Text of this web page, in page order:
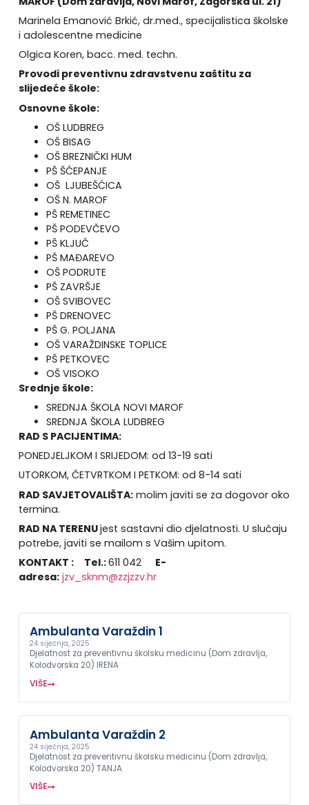
Marinela Emanović Brkić, dr.med., specijalistica školske
i adolescentne medicine
Olgica Koren, bacc. med. techn.
Provodi preventivnu zdravstvenu zaštitu za
slijedeće škole:
Osnovne škole:
OŠ LUDBREG
OŠ BISAG
OŠ BREZNIČKI HUM
PŠ ŠĆEPANJE
OŠ LJUBEŠĆICA
OŠ N. MAROF
PŠ REMETINEC
PŠ PODEVČEVO
PŠ KLJUČ
PŠ MAĐAREVO
OŠ PODRUTE
PŠ ZAVRŠJE
OŠ SVIBOVEC
PŠ DRENOVEC
PŠ G. POLJANA
OŠ VARAŽDINSKE TOPLICE
PŠ PETKOVEC
OŠ VISOKO
Srednje škole:
SREDNJA ŠKOLA NOVI MAROF
SREDNJA ŠKOLA LUDBREG
RAD S PACIJENTIMA:
PONEDJELJKOM I SRIJEDOM: od 13-19 sati
UTORKOM, ČETVRTKOM I PETKOM: od 8-14 sati
RAD SAVJETOVALIŠTA:molim javiti se za dogovor oko
termina.
RAD NA TERENUjest sastavni dio djelatnosti. U slučaju
potrebe, javiti se mailom s Vašim upitom.
KONTAKT : Tel.:611 042 E-
adresa: jzv_sknm@zzjzzv.hr
Ambulanta Varaždin 1
24 siječnja, 2025
Djelatnost za preventivnu školsku medicinu (Dom zdravlja,
Kolodvorska 20) IRENA
VIŠE
Ambulanta Varaždin 2
24 siječnja, 2025
Djelatnost za preventivnu školsku medicinu (Dom zdravlja,
Kolodvorska 20) TANJA
VIŠE